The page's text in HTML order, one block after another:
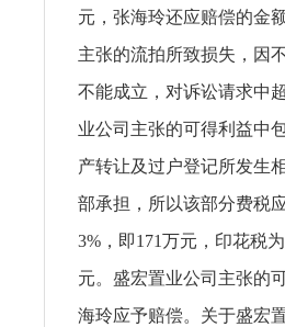
元，张海玲还应赔偿的金
主张的流拍所致损失，因
不能成立，对诉讼请求中
业公司主张的可得利益中
产转让及过户登记所发生
部承担，所以该部分费税
3%，即171万元，印花税
元。盛宏置业公司主张的
海玲应予赔偿。关于盛宏